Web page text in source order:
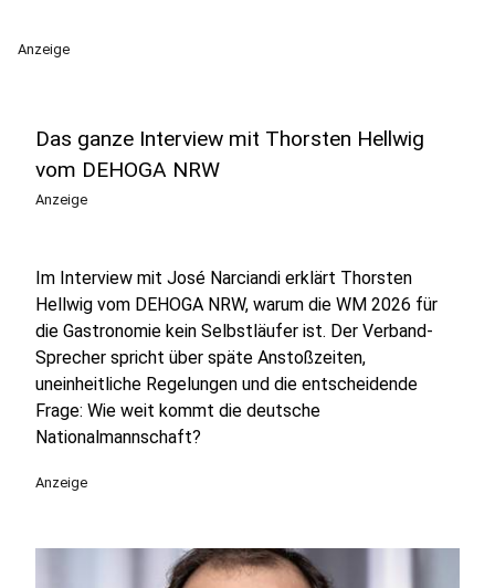
Anzeige
Das ganze Interview mit Thorsten Hellwig
vom DEHOGA NRW
Anzeige
Im Interview mit José Narciandi erklärt Thorsten
Hellwig vom DEHOGA NRW, warum die WM 2026 für
die Gastronomie kein Selbstläufer ist. Der Verband-
Sprecher spricht über späte Anstoßzeiten,
uneinheitliche Regelungen und die entscheidende
Frage: Wie weit kommt die deutsche
Nationalmannschaft?
Anzeige